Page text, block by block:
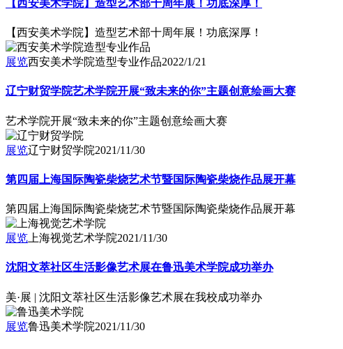
【西安美术学院】造型艺术部十周年展！功底深厚！
【西安美术学院】造型艺术部十周年展！功底深厚！
展览西安美术学院造型专业作品2022/1/21
辽宁财贸学院艺术学院开展“致未来的你”主题创意绘画大赛
艺术学院开展“致未来的你”主题创意绘画大赛
展览辽宁财贸学院2021/11/30
第四届上海国际陶瓷柴烧艺术节暨国际陶瓷柴烧作品展开幕
第四届上海国际陶瓷柴烧艺术节暨国际陶瓷柴烧作品展开幕
展览 上海视觉艺术学院2021/11/30
沈阳文萃社区生活影像艺术展在鲁迅美术学院成功举办
美·展 | 沈阳文萃社区生活影像艺术展在我校成功举办
展览鲁迅美术学院2021/11/30